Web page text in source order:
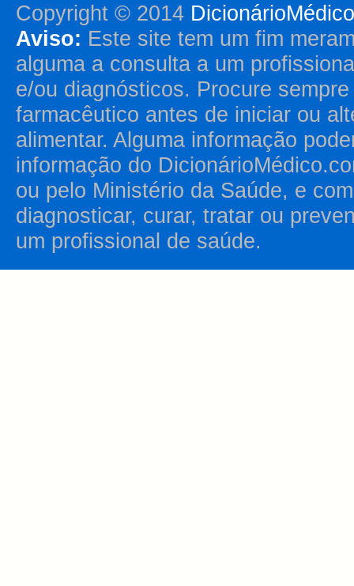
Copyright © 2014
Aviso: Este site tem um fim
alguma a consulta a um
e/ou diagnósticos. Procure
farmacêutico antes de iniciar ou
alimentar. Alguma informação
informação do
ou pelo Ministério da Saúde, e
diagnosticar, curar, tratar ou
um profissional de saúde.